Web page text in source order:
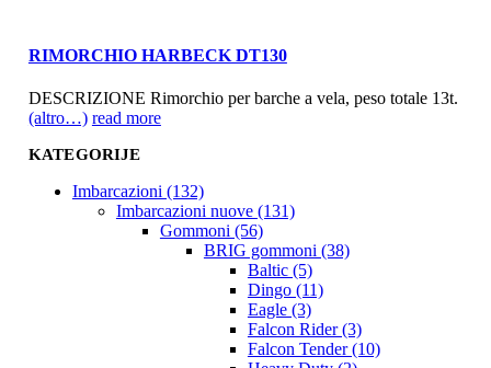
RIMORCHIO HARBECK DT130
DESCRIZIONE Rimorchio per barche a vela, peso totale 13t.
(altro…) read more
KATEGORIJE
Imbarcazioni (132)
Imbarcazioni nuove (131)
Gommoni (56)
BRIG gommoni (38)
Baltic (5)
Dingo (11)
Eagle (3)
Falcon Rider (3)
Falcon Tender (10)